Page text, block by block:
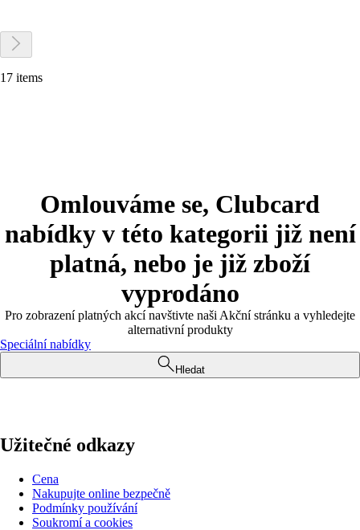
17 items
Omlouváme se, Clubcard
nabídky v této kategorii již není
platná, nebo je již zboží
vyprodáno
Pro zobrazení platných akcí navštivte naši Akční stránku a vyhledejte
alternativní produkty
Speciální nabídky
Hledat
Užitečné odkazy
Cena
Nakupujte online bezpečně
Podmínky používání
Soukromí a cookies